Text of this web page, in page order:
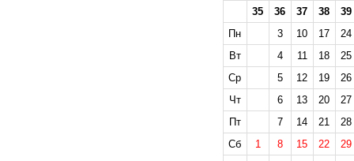
35 36 37 38
39
Пн
3 10 17
24
Вт
4 11 18
25
Ср
5 12 19
26
Чт
6 13 20
27
Пт
7 14 21
28
Сб
1 8 15 22
29